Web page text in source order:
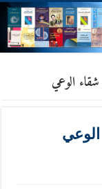
الوعي